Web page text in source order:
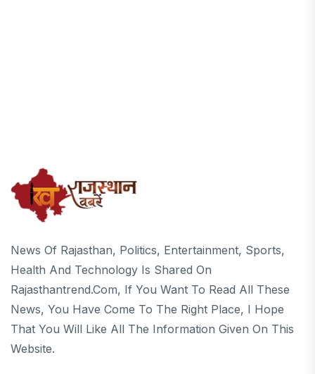
News Of Rajasthan, Politics, Entertainment, Sports,
Health And Technology Is Shared On
Rajasthantrend.com, If You Want To Read All These
News, You Have Come To The Right Place, I Hope
That You Will Like All The Information Given On This
Website.